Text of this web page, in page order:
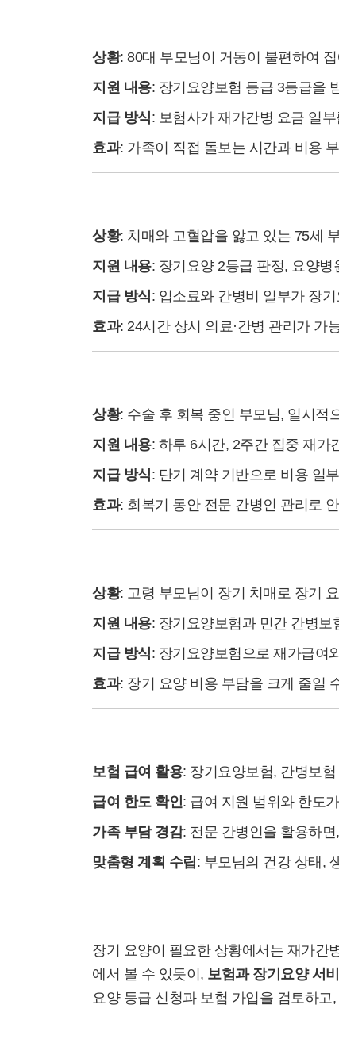
상황: 80대 부모님이 거동이 불편하여
지원 내용: 장기요양보험 등급 3등급을
지급 방식: 보험사가 재가간병 요금 일
효과: 가족이 직접 돌보는 시간과 비용
상황: 치매와 고혈압을 앓고 있는 75세
지원 내용: 장기요양 2등급 판정, 요양병
지급 방식: 입소료와 간병비 일부가 장
효과: 24시간 상시 의료·간병 관리가 가
상황: 수술 후 회복 중인 부모님, 일시적
지원 내용: 하루 6시간, 2주간 집중 재가
지급 방식: 단기 계약 기반으로 비용 일
효과: 회복기 동안 전문 간병인 관리로
상황: 고령 부모님이 장기 치매로 장기
지원 내용: 장기요양보험과 민간 간병보
지급 방식: 장기요양보험으로 재가급여
효과: 장기 요양 비용 부담을 크게 줄일
보험 급여 활용: 장기요양보험, 간병보
급여 한도 확인: 급여 지원 범위와 한도
가족 부담 경감: 전문 간병인을 활용하
맞춤형 계획 수립: 부모님의 건강 상태,
장기 요양이 필요한 상황에서는 재가간
에서 볼 수 있듯이, 보험과 장기요양 서
요양 등급 신청과 보험 가입을 검토하